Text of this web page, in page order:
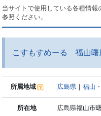
当サイトで使用している各種情報
参照ください。
こすもすめーる 福山曙
所属地域 広島県 ｜福山
所在地 広島県福山市